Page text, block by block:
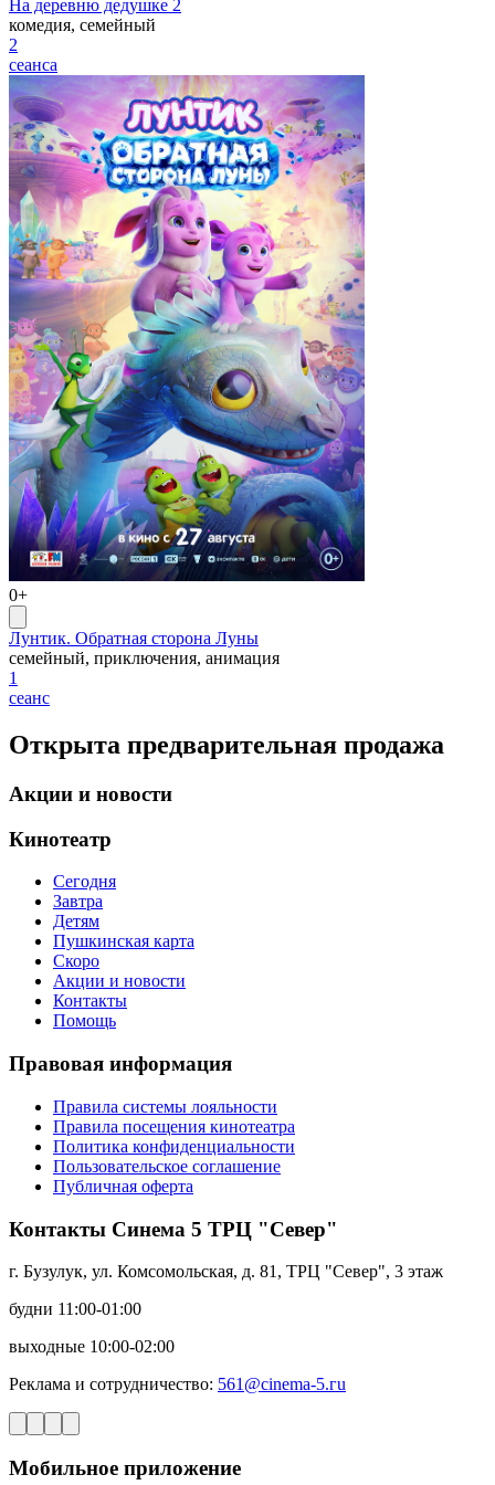
На деревню дедушке 2
комедия, семейный
2
сеанса
0+
Лунтик. Обратная сторона Луны
семейный, приключения, анимация
1
сеанс
Открыта предварительная продажа
Акции и новости
Кинотеатр
Сегодня
Завтра
Детям
Пушкинская карта
Скоро
Акции и новости
Контакты
Помощь
Правовая информация
Правила системы лояльности
Правила посещения кинотеатра
Политика конфиденциальности
Пользовательское соглашение
Публичная оферта
Контакты Синема 5 ТРЦ "Север"
г. Бузулук, ул. Комсомольская, д. 81, ТРЦ "Север", 3 этаж
будни 11:00-01:00
выходные 10:00-02:00
Реклама и сотрудничество: 561@cinema-5.гu
Мобильное приложение